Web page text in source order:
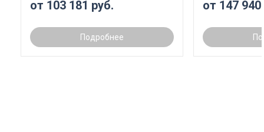
от 103 181 руб.
Подробнее
от 147 940